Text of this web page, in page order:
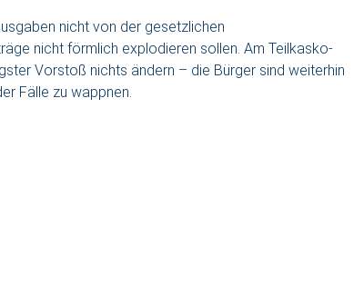
nicht von der gesetzlichen
nicht förmlich explodieren sollen. Am Teilkasko-
Vorstoß nichts ändern – die Bürger sind weiterhin
Fälle zu wappnen.